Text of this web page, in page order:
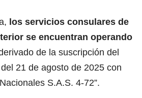
los servicios consulares de
se encuentran operando
de la suscripción del
21 de agosto de 2025 con
S.A.S. 4-72”.